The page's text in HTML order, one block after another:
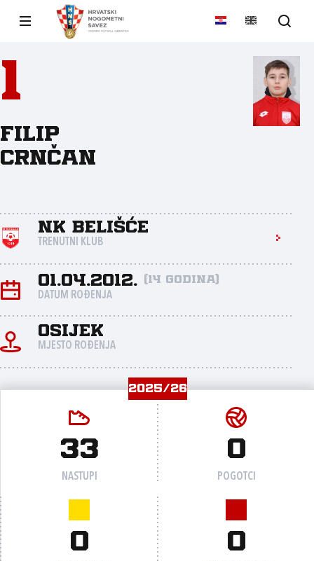
1
Filip
Crnčan
NK Belišće
TRENUTNI KLUB
01.04.2012. (14 godina)
DATUM ROĐENJA
Osijek
MJESTO ROĐENJA
2025/26
33
NASTUPI
0
POGOTCI
0 0